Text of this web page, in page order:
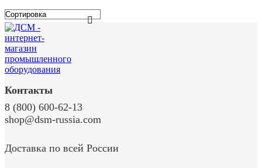
Контакты
8 (800) 600-62-13
shop@dsm-russia.com
Доставка по всей России